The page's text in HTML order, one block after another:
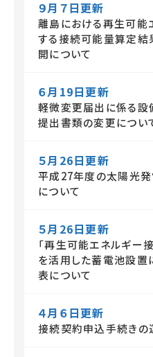
９月７日更新
離島における再生可能
する接続可能量算定
開について
６月19日更新
軽微変更届出に係る
提出書類の変更につい
５月26日更新
平成27年度の太陽光
について
５月26日更新
「再生可能エネルギー
を活用した蓄電池設置
表について
４月６日更新
接続契約申込手続きの